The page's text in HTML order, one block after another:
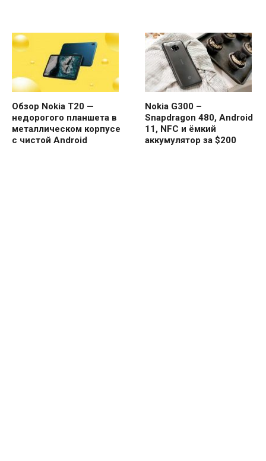
Обзор Nokia T20 —
недорогого планшета в
металлическом корпусе
с чистой Android
Nokia G300 –
Snapdragon 480, Android
11, NFC и ёмкий
аккумулятор за $200